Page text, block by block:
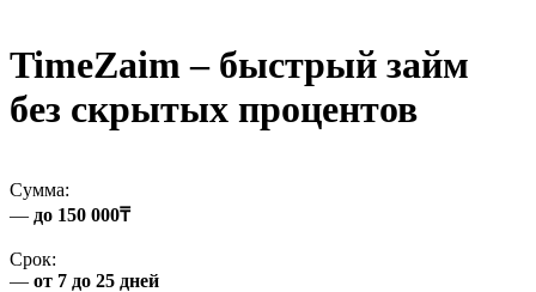
TimeZaim – быстрый займ
без скрытых процентов
Сумма:
— до 150 000₸
Срок:
— от 7 до 25 дней